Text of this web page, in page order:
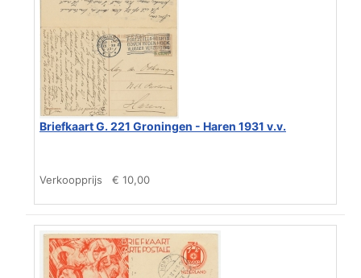
Briefkaart G. 221 Groningen - Haren 1931 v.v.
Verkoopprijs € 10,00